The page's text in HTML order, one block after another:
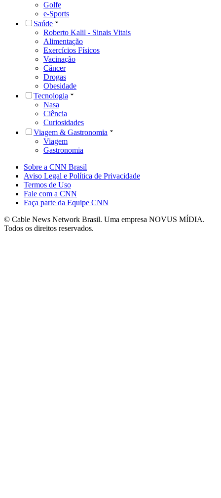
Golfe
e-Sports
Saúde
Roberto Kalil - Sinais Vitais
Alimentação
Exercícios Físicos
Vacinação
Câncer
Drogas
Obesidade
Tecnologia
Nasa
Ciência
Curiosidades
Viagem & Gastronomia
Viagem
Gastronomia
Sobre a CNN Brasil
Aviso Legal e Política de Privacidade
Termos de Uso
Fale com a CNN
Faça parte da Equipe CNN
© Cable News Network Brasil. Uma empresa NOVUS MÍDIA.
Todos os direitos reservados.